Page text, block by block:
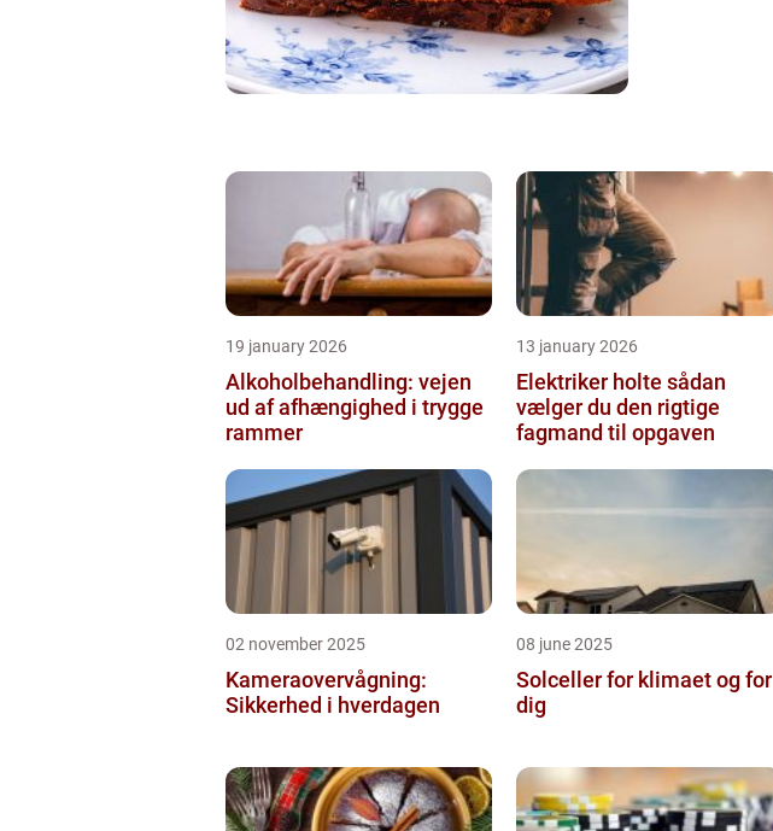
19 january 2026
Alkoholbehandling: vejen
ud af afhængighed i trygge
rammer
13 january 2026
Elektriker holte sådan
vælger du den rigtige
fagmand til opgaven
02 november 2025
Kameraovervågning:
Sikkerhed i hverdagen
08 june 2025
Solceller for klimaet og for
dig